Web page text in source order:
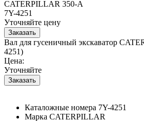
CATERPILLAR 350-A
7Y-4251
Уточняйте цену
Вал для гусеничный экскаватор
4251)
Цена:
Уточняйте
Каталожные номера 7Y-4251
Марка CATERPILLAR